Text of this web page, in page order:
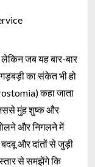
जब यह बार-बार
का संकेत भी हो
कहा जाता
मुंह शुष्क और
और निगलने में
और दांतों से जुड़ी
से समझेंगे कि